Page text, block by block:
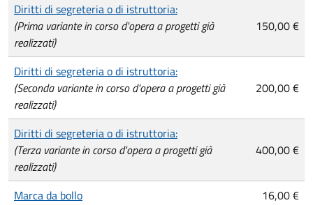
Diritti di segreteria o di istruttoria:
(Prima variante in corso d'opera a progetti già
realizzati)
150,00 €
Diritti di segreteria o di istruttoria:
(Seconda variante in corso d'opera a progetti già
realizzati)
200,00 €
Diritti di segreteria o di istruttoria:
(Terza variante in corso d'opera a progetti già
realizzati)
400,00 €
Marca da bollo
16,00 €